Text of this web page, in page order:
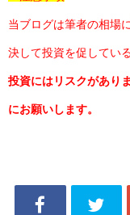
当ブログは筆者の相場
決して投資を促してい
投資にはリスクがあり
にお願いします。